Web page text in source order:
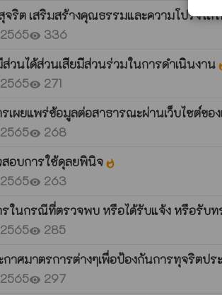
จริต เสริมสร้างคุณธรรมและความโปร่งใ
visibility 336
วนได้ส่วนเสียมีส่วนร่วมในการดำเนินงาน
visibility 271
เผยแพร่ข้อมูลต่อสาธารณะผ่านเว็บไซต์ขอ
visibility 268
อบการใช้ดุลยพินิจ whatshot
visibility 263
ในกรณีที่ตรวจพบ หรือได้รับแจ้ง หรือรับท
visibility 285
าศมาตรการต่างๆเพื่อป้องกันการทุจริต
visibility 297